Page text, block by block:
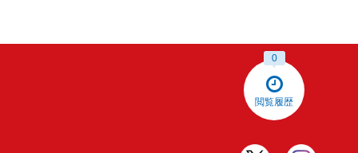
閲覧履歴
0